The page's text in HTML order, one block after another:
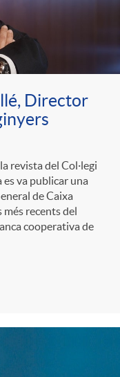
Director
revista del Col·legi
va publicar una
de Caixa
més recents del
cooperativa de